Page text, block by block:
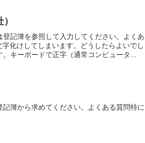
記簿を参照して入力してください。よく
化けしてしまいます。どうしたらよいで
キーボードで正字（通常コンピュータ...
簿から求めてください。よくある質問特